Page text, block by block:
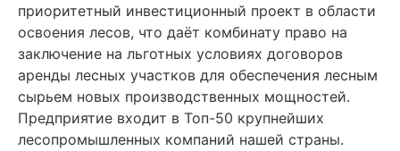
приоритетный инвестиционный проект в области
освоения лесов, что даёт комбинату право на
заключение на льготных условиях договоров
аренды лесных участков для обеспечения лесным
сырьем новых производственных мощностей.
Предприятие входит в Топ-50 крупнейших
лесопромышленных компаний нашей страны.